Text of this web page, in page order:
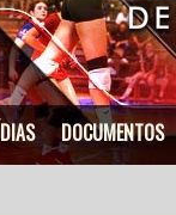
DOCUMENTOS